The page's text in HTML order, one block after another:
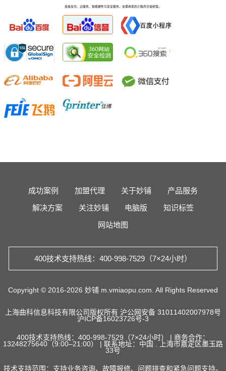
连接支付、云服务、智能硬件与安全服务，支撑商家的小程序日常经营。
成功案例 加盟代理 关于妙铺
产品服务
解决方案
关注妙铺 电脑版
知识标签
网站地图
400技术支持热线：400-998-7529（7×24小时）
Copyright © 2016-2026 妙铺 m.vmiaopu.com. All Rights Reserved
上海曲科信息科技有限公司版权所有 沪公网安备 31011402007978号
沪ICP备16023726号-3
400技术支持热线：400-998-7529（7×24小时） | 商务合作：
13248275640（9:00–21:00） | 联系地址：中国 . 上海市嘉定区墨玉路
33号
技术支持范围：支持业务咨询、故障报修、问题排查和紧急问题支持。